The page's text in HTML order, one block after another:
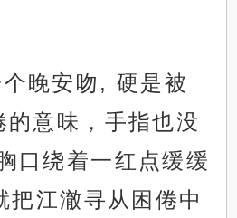
晚安吻, 硬是被
意味，手指也没
口绕着一红点缓缓
江澈寻从困倦中